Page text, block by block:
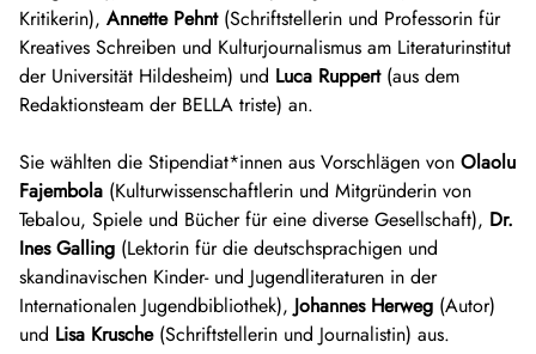
Mehr Infos unterhttps://brianfrank.de
der Literaturzeitschrift „&Radieschen“.
Mehr Infos unterhttps://margarita-kinstner.com
studiert. 2022 erschien ihr Debütroman „Stolpertage” bei
Carlsen, 2024 folgte ihr zweiter Roman „Wie man einen
Bammel auf Hosentaschengröße schrumpft”. Josefine
Sonneson ist mit ihren Büchern auf Lesungen unterwegs oder
für ihre Arbeit mehrfach ausgezeichnet, unter anderem mit
dem Hans-im-Glück-Preis 2024, dem Friedrich-Bödecker-
Nachwuchspreis 2024, dem Kranichsteiner Jugendliteratur
Stipendium 2023 und war nominiert für den Korbinian Paul
Maar-Preis 2025 und für den Deutschen Jugendliteraturpreis
2023 (Neue Talente).
Silke Sutcliffe (geb. 1985) studierte in Heidelberg und
London Germanistik und Latein. Wenn sie nicht schreibt,
Stipendiatin der Kölner Schmiede und erhielt 2023 den
Barnimer Preis für Kinder- und Jugendliteratur. 2025 wurde ihr
erster Jugendroman „Ein Sommer, drei Monde“ für den
Deutsch-Französischen Jugendliteraturpreis nominiert. Sie ist
Teilnehmerin der Akademie für Kindermedien 2025/26. Mit
ihrem Mann und ihren Kindern lebt sie in Weinheim.
Mehr Infos unter https://silke-sutcliffe.de
Kritikerin), Annette Pehnt(Schriftstellerin und Professorin für
Kreatives Schreiben und Kulturjournalismus am Literaturinstitut
der Universität Hildesheim) und Luca Ruppert(aus dem
Redaktionsteam der BELLA triste) an.
Sie wählten die Stipendiat*innen aus Vorschlägen von Olaolu
Fajembola (Kulturwissenschaftlerin und Mitgründerin von
Tebalou, Spiele und Bücher für eine diverse Gesellschaft), Dr.
Ines Galling (Lektorin für die deutschsprachigen und
skandinavischen Kinder- und Jugendliteraturen in der
Internationalen Jugendbibliothek), Johannes Herweg (Autor)
und Lisa Krusche(Schriftstellerin und Journalistin) aus.